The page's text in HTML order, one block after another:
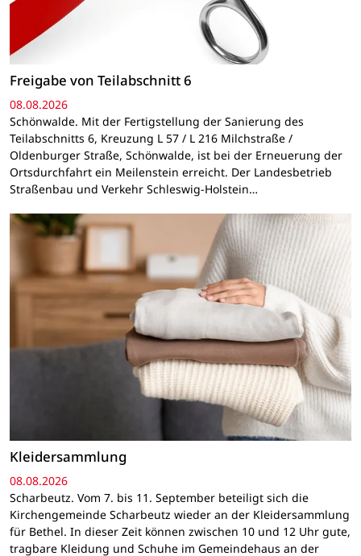
Freigabe von Teilabschnitt 6
08.08.2026
Schönwalde. Mit der Fertigstellung der Sanierung des
Teilabschnitts 6, Kreuzung L 57 / L 216 Milchstraße /
Oldenburger Straße, Schönwalde, ist bei der Erneuerung der
Ortsdurchfahrt ein Meilenstein erreicht. Der Landesbetrieb
Straßenbau und Verkehr Schleswig-Holstein…
Kleidersammlung
08.08.2026
Scharbeutz. Vom 7. bis 11. September beteiligt sich die
Kirchengemeinde Scharbeutz wieder an der Kleidersammlung
für Bethel. In dieser Zeit können zwischen 10 und 12 Uhr gute,
tragbare Kleidung und Schuhe im Gemeindehaus an der